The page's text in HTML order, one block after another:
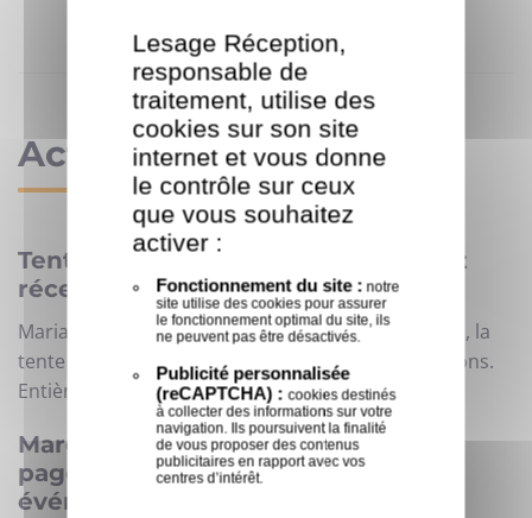
Actualités
Tente de réception pour mariage et
réceptions privées
Mariage, soirée, anniversaire, cocktail, célébration, la
tente de réception se plie à toutes les configurations.
Entièrement...
Marché de Noël : les barnums et
pagodes pour organiser votre
événement
Lesage Réception,
responsable de
traitement, utilise des
cookies sur son site
internet et vous donne
le contrôle sur ceux
que vous souhaitez
activer :
Fonctionnement du site : notre
site utilise des cookies pour assurer
le fonctionnement optimal du site, ils
ne peuvent pas être désactivés.
Publicité personnalisée
(reCAPTCHA) :cookies destinés
à collecter des informations sur votre
navigation. Ils poursuivent la finalité
de vous proposer des contenus
publicitaires en rapport avec vos
centres d’intérêt.